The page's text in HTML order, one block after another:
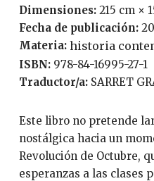
Dimensiones: 215 cm ×
Fecha de publicación:
Materia: historia
ISBN:
978-84-16995-27-1
Traductor/a:
SARRET
Este libro no pretende lanzar una mirada
nostálgica hacia un
Revolución de Octubre,
esperanzas a las clases